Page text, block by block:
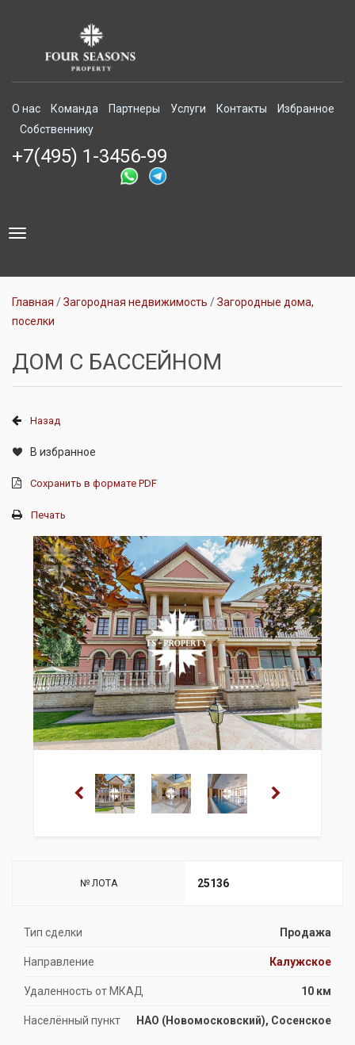
О нас Команда Партнеры Услуги Контакты
Избранное
Собственнику
+7(495) 1-3456-99
Toggle
Главная Загородная недвижимость
Загородные дома,
поселки
ДОМ С БАССЕЙНОМ
Назад
В избранное
Сохранить в формате PDF
Печать
№ ЛОТА 25136
Тип сделки Продажа
Направление Калужское
Удаленность от МКАД 10 км
Населённый пункт НАО (Новомосковский), Сосенское